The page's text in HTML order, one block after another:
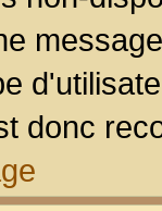
donc